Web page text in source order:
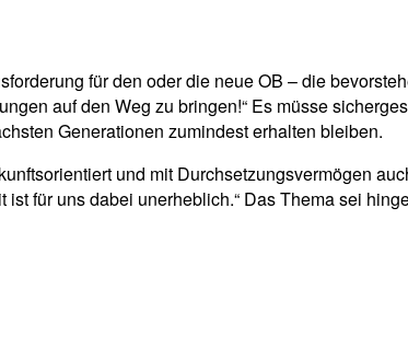
für den oder die neue OB – die
auf den Weg zu bringen!“ Es müsse
Generationen zumindest erhalten bleiben.
und mit Durchsetzungsvermögen
für uns dabei unerheblich.“ Das Thema sei